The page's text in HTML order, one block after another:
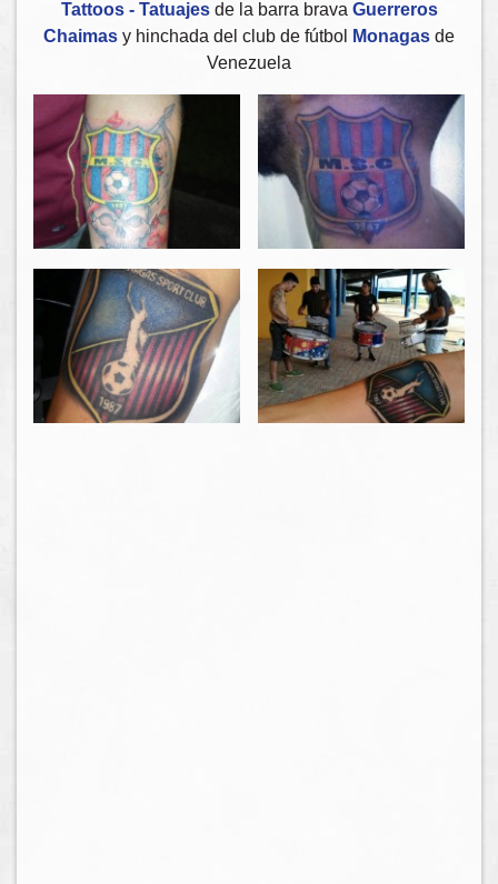
Tattoos - Tatuajesde la barra brava Guerreros
Chaimas y hinchada del club de fútbol Monagas de
Venezuela